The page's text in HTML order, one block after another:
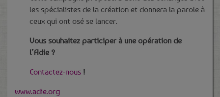
les spécialistes de la création et donnera la parole à
ceux qui ont osé se lancer.
Vous souhaitez participer à une opération de
l’Adie ?
Contactez-nous !
www.adie.org